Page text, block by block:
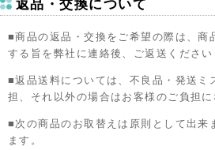
返品・交換について
■商品の返品・交換をご希望の際は、商
する旨を弊社に連絡後、ご返送ください
■返品送料については、不良品・発送ミ
担、それ以外の場合はお客様のご負担に
■次の商品のお取替えは原則として出来
ます。